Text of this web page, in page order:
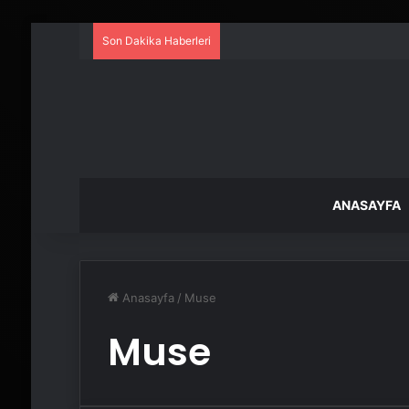
Son Dakika Haberleri
ANASAYFA
Anasayfa / Muse
Muse